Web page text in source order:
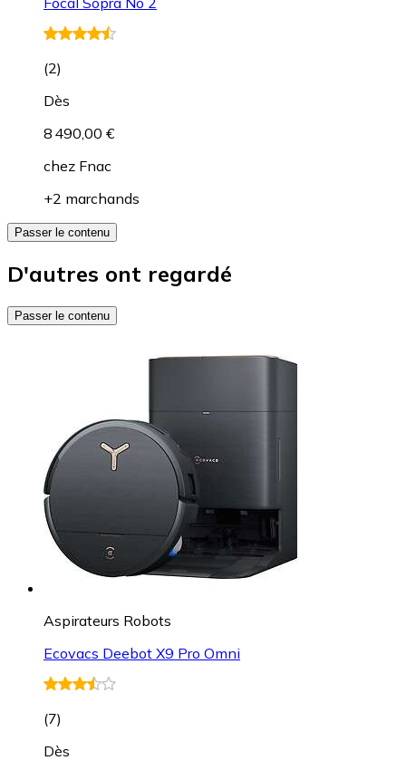
(2)
Dès
8 490,00 €
chez Fnac
+2 marchands
Passer le contenu
D'autres ont regardé
Passer le contenu
Aspirateurs Robots
Ecovacs Deebot X9 Pro Omni
(7)
Dès